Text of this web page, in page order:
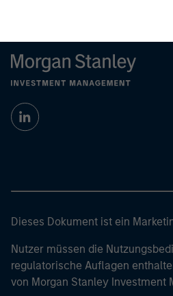
Dieses Dokument ist ein
Nutzer müssen die
regulatorische Auflagen
von Morgan Stanley Investment